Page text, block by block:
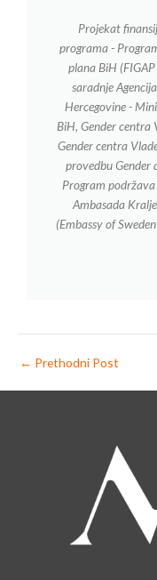
Projekat
programa -
plana BiH
saradnje
Hercegovine -
BiH, Gender centra
Gender centra
provedbu Gender
Program
Ambasada
(Embassy of
← Prethodni Post